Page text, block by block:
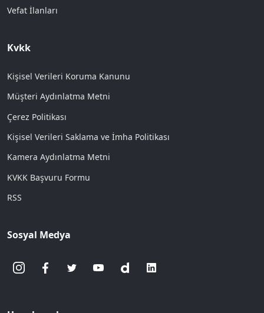
Vefat İlanları
Kvkk
Kişisel Verileri Koruma Kanunu
Müşteri Aydınlatma Metni
Çerez Politikası
Kişisel Verileri Saklama ve İmha Politikası
Kamera Aydınlatma Metni
KVKK Başvuru Formu
RSS
Sosyal Medya